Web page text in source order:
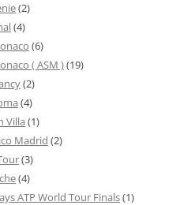
(2)
(4)
(6)
( ASM )(19)
(2)
(4)
Villa (1)
Madrid (2)
(3)
(4)
ATP World Tour Finals(1)